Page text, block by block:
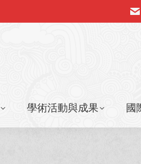
學術活動與成果 國
學術活動與成果 國